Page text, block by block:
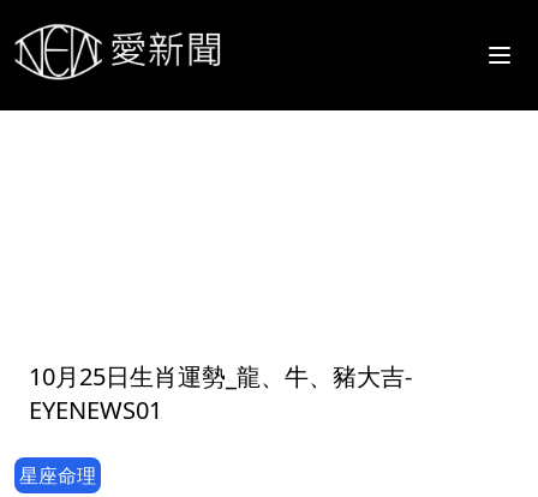
10月25日生肖運勢_龍、牛、豬大吉-
EYENEWS01
星座命理